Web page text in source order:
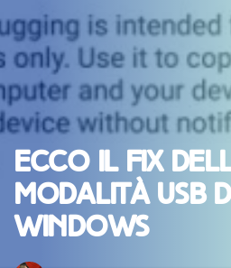
Ecco il fix
modalità USB
Windows